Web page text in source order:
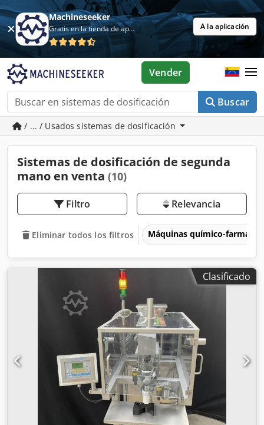
Machineseeker
Gratis en la tienda de aplicaciones A la aplicación
Buscar
Vender
/ ... / Usados sistemas de dosificación
Sistemas de dosificación de segunda
mano en venta (10)
Filtro Relevancia
Eliminar todos los filtros Máquinas químico-
Clasificado